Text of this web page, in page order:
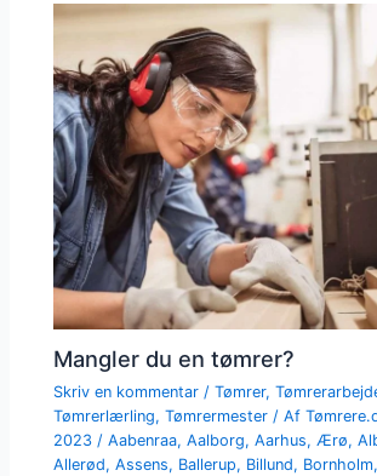
Mangler du en tømrer?
Skriv en kommentar /Tømrer,
Tømrerlærling,Tømrermester / Af
2023/Aabenraa,Aalborg,Aarhus,Ærø,
Allerød,Assens, Ballerup, Billund, Bornholm,